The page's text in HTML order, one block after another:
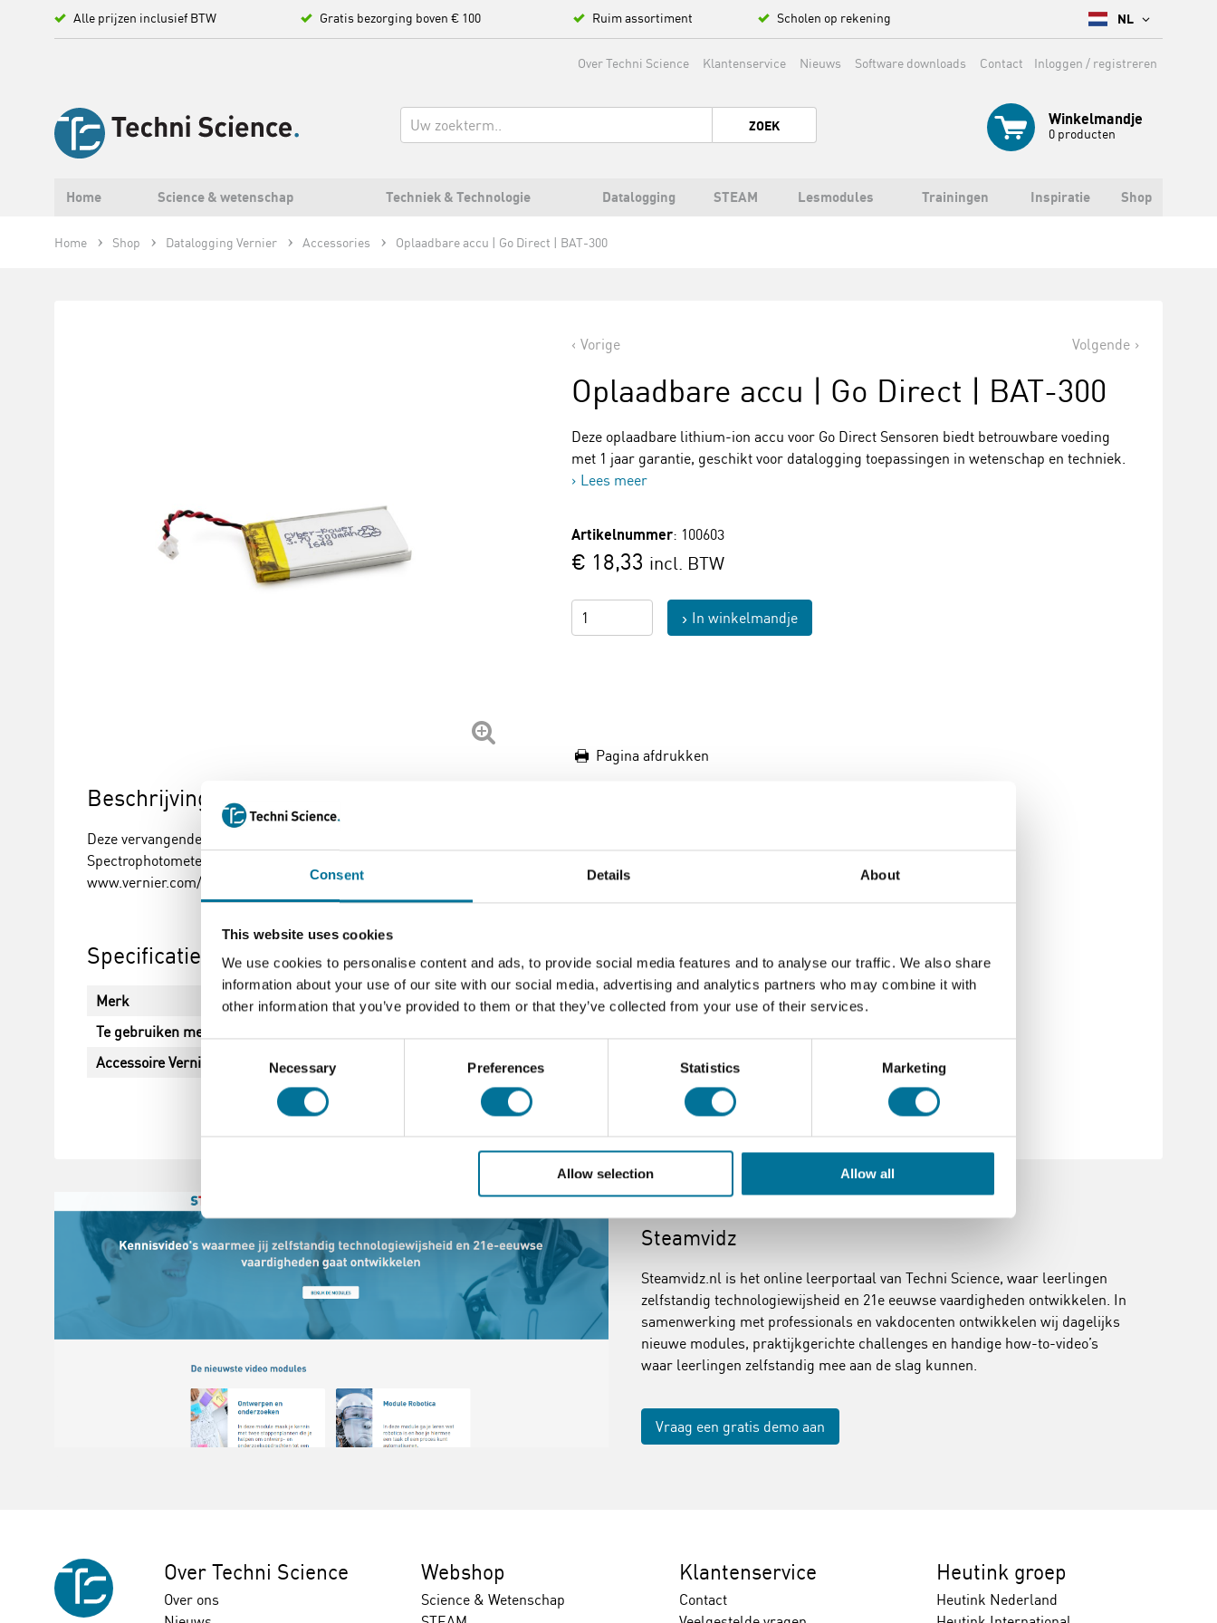
Consent Details About
This website uses cookies
We use cookies to personalise content and ads, to provide social media features and to analyse our traffic. We also share
information about your use of our site with our social media, advertising and analytics partners who may combine it with
other information that you’ve provided to them or that they’ve collected from your use of their services.
Selection
Necessary Preferences Statistics Marketing
Allow selection Allow all
Alle prijzen inclusief BTW Gratis bezorging boven € 100 Ruim assortiment Scholen op rekening NL
Inloggen / registreren
Over Techni Science Klantenservice Nieuws Software downloads Contact
Winkelmandje
0 producten
ZOEK
Home Science & wetenschap Techniek & Technologie Datalogging STEAM Lesmodules Trainingen Inspiratie Shop
Home Shop Datalogging Vernier Accessories Oplaadbare accu | Go Direct | BAT-300
Vorige Volgende
Oplaadbare accu | Go Direct | BAT-300
Deze oplaadbare lithium-ion accu voor Go Direct Sensoren biedt betrouwbare voeding
met 1 jaar garantie, geschikt voor datalogging toepassingen in wetenschap en techniek.
Lees meer
Artikelnummer: 100603
€ 18,33 incl. BTW
In winkelmandje
Pagina afdrukken
Beschrijving
Deze vervangende litium-ion accu voor uw Go Direct Sensoren is uiteraard oplaadbaar en heeft 1 jaar garantie. Alleen de Go Direct SpectroVis Plus
Spectrophotometer, Go Direct Constant Current System en het Go Direct Melt Station maken geen gebruik van een accu. Kijk voor meer info op
www.vernier.com/products/accessories/gdx-bat-300
Specificaties
Merk
Vernier
Te gebruiken met
Accessoire Vernier Sensor
Go Direct® pH Sensor, Go Direct® Temperatuur
Steamvidz
Steamvidz.nl is het online leerportaal van Techni Science, waar leerlingen
zelfstandig technologiewijsheid en 21e eeuwse vaardigheden ontwikkelen. In
samenwerking met professionals en vakdocenten ontwikkelen wij dagelijks
nieuwe modules, praktijkgerichte challenges en handige how-to-video’s
waar leerlingen zelfstandig mee aan de slag kunnen.
Vraag een gratis demo aan
Over Techni Science
Over ons
Webshop
Science & Wetenschap
Klantenservice
Contact
Heutink groep
Heutink Nederland